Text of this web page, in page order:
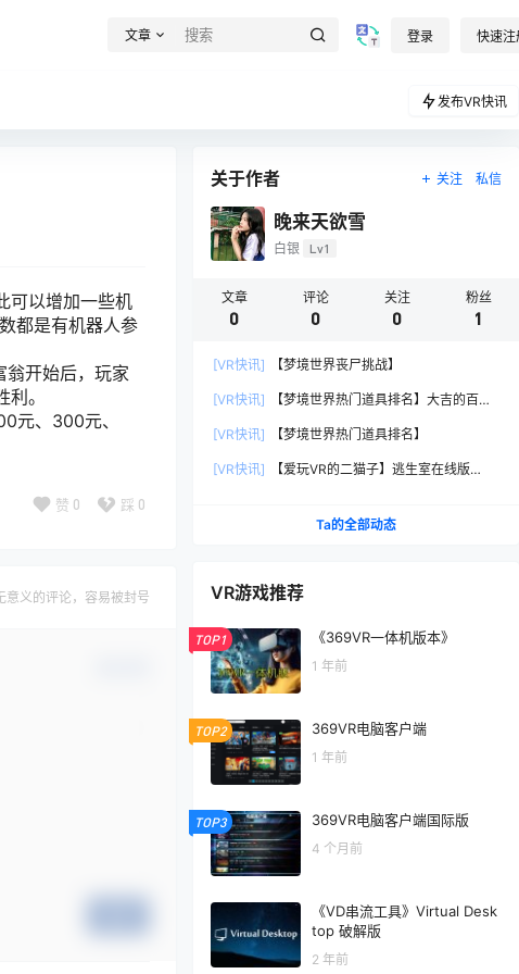
文章 登录 快速注
发布VR快讯
可以增加一些机
都是有机器人参
开始后，玩家
。
元、300元、
赞 0 踩 0
意义的评论，容易被封号
关于作者 关注 私信
晚来天欲雪
白银 Lv1
文章
0
评论
0
关注
0
粉丝
1
[VR快讯] 【梦境世界丧尸挑战】
[VR快讯]
【梦境世界热门道具排名】大吉的百宝
[VR快讯]
【梦境世界热门道具排名】
[VR快讯]
【爱玩VR的二猫子】逃生室在线版
Ta的全部动态
VR游戏推荐
TOP1 《369VR一体机版本》
1 年前
TOP2 369VR电脑客户端
1 年前
TOP3 369VR电脑客户端国际版
4 个月前
《VD串流工具》Virtual Desk
top 破解版
2 年前